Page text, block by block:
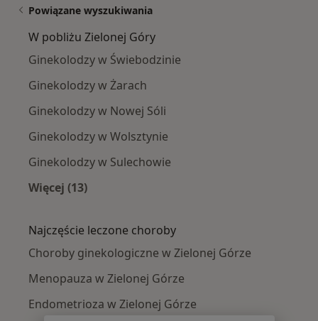
Powiązane wyszukiwania
W pobliżu Zielonej Góry
Ginekolodzy w Świebodzinie
Ginekolodzy w Żarach
Ginekolodzy w Nowej Sóli
Ginekolodzy w Wolsztynie
Ginekolodzy w Sulechowie
Więcej (13)
Najczęście leczone choroby
Choroby ginekologiczne w Zielonej Górze
Menopauza w Zielonej Górze
Endometrioza w Zielonej Górze